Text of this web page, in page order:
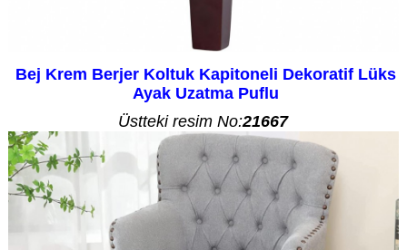
Bej Krem Berjer Koltuk Kapitoneli Dekoratif Lüks
Ayak Uzatma Puflu
Üstteki resim No:21667